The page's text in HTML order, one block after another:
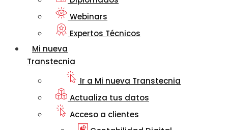
Webinars
Expertos Técnicos
Mi nueva
Transtecnia
Ir a Mi nueva Transtecnia
Actualiza tus datos
Acceso a clientes